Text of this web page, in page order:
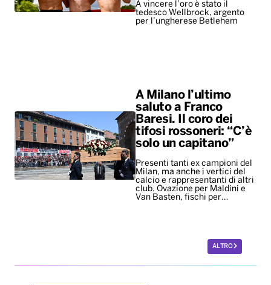
A vincere l’oro è stato il
tedesco Wellbrock, argento
per l’ungherese Betlehem
A Milano l’ultimo
saluto a Franco
Baresi. Il coro dei
tifosi rossoneri: “C’è
solo un capitano”
Presenti tanti ex campioni del
Milan, ma anche i vertici del
calcio e rappresentanti di altri
club. Ovazione per Maldini e
Van Basten, fischi per…
ALTRO